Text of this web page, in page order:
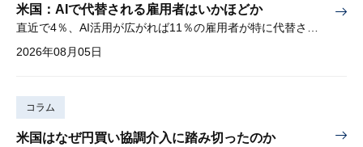
米国：AIで代替される雇用者はいかほどか
直近で4％、AI活用が広がれば11％の雇用者が特に代替されやすい
2026年08月05日
コラム
米国はなぜ円買い協調介入に踏み切ったのか